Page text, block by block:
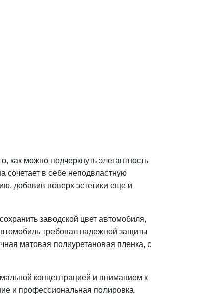
как можно подчеркнуть элегантность
сочетает в себе неподвластную
добавив поверх эстетики еще и
заводской цвет автомобиля,
требовал надежной защиты
матовая полиуретановая пленка, с
концентрацией и вниманием к
и профессиональная полировка.